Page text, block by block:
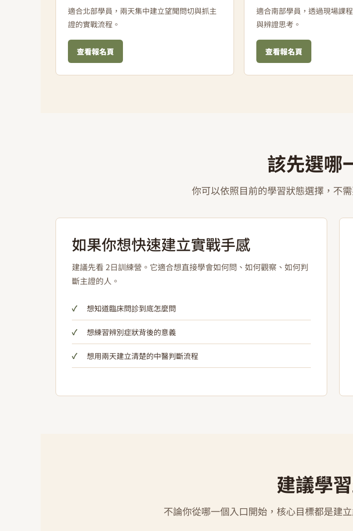
適合北部學員，兩天集中建立望聞問切與抓主
證的實戰流程。
查看報名頁
適合南部學員，透過現場課
與辨證思考。
查看報名頁
該先選哪
你可以依照目前的學習狀態選擇，不
如果你想快速建立實戰手感
建議先看 2日訓練營。它適合想直接學會如何問、如何觀察、如何判
斷主證的人。
想知道臨床問診到底怎麼問
想練習辨別症狀背後的意義
想用兩天建立清楚的中醫判斷流程
建議學
不論你從哪一個入口開始，核心目標都是建